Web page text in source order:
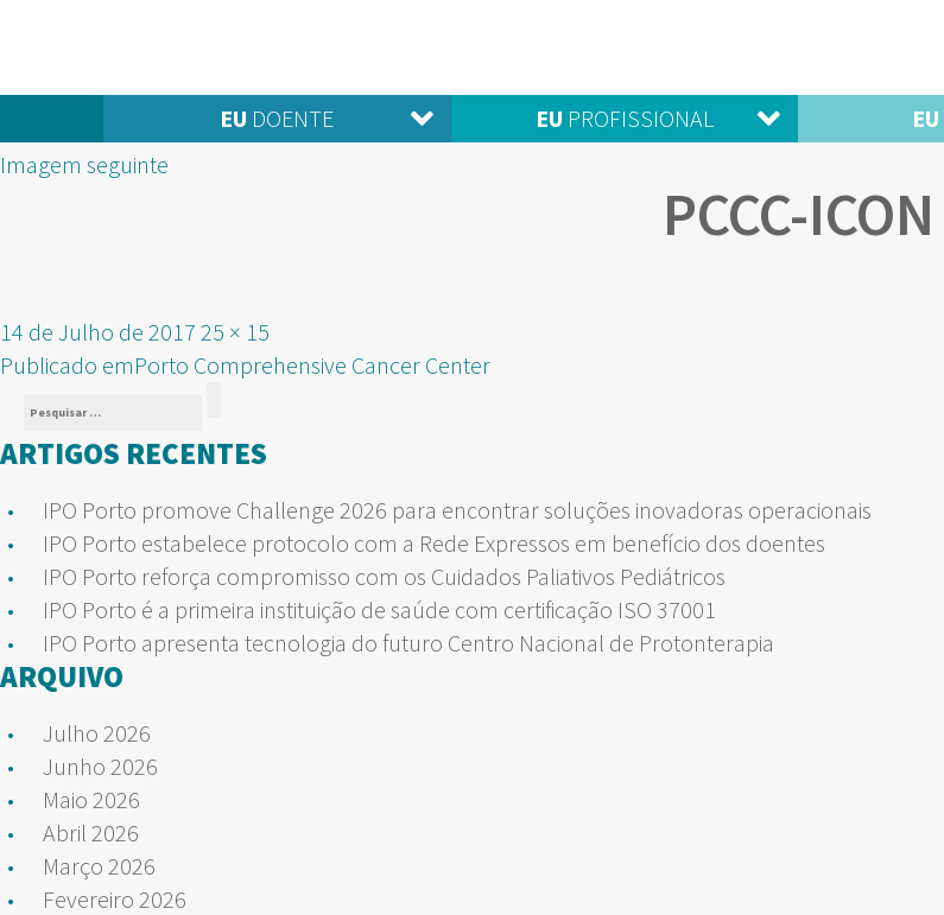
EU DOENTE EU PROFISSIONAL EU
Imagem seguinte
PCCC-ICON
Publicado
em
14 de Julho de 2017 Tamanho
real
25 × 15
NAVEGAÇÃO
DE
ARTIGOS
Publicado emPorto Comprehensive Cancer Center
Pesquisar
por:
ARTIGOS RECENTES
IPO Porto promove Challenge 2026 para encontrar soluções inovadoras operacionais
IPO Porto estabelece protocolo com a Rede Expressos em benefício dos doentes
IPO Porto reforça compromisso com os Cuidados Paliativos Pediátricos
IPO Porto é a primeira instituição de saúde com certificação ISO 37001
IPO Porto apresenta tecnologia do futuro Centro Nacional de Protonterapia
ARQUIVO
Julho 2026
Junho 2026
Maio 2026
Abril 2026
Março 2026
Fevereiro 2026